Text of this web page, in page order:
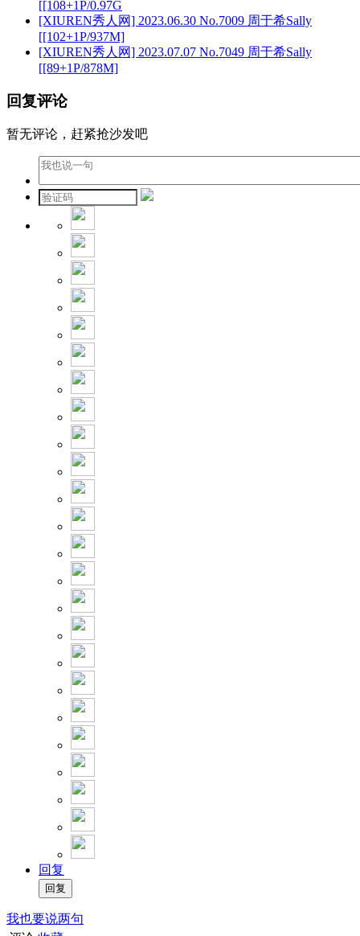
[[108+1P/0.97G
[XIUREN秀人网] 2023.06.30 No.7009 周于希Sally
[[102+1P/937M]
[XIUREN秀人网] 2023.07.07 No.7049 周于希Sally
[[89+1P/878M]
回复评论
暂无评论，赶紧抢沙发吧
回复
我也要说两句